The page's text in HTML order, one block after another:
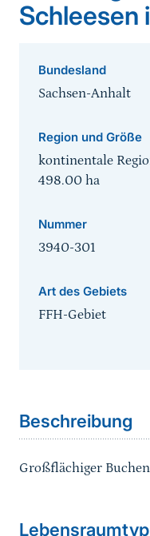
Schleesen
Bundesland
Sachsen-Anhalt
Region und Größe
kontinentale
498.00 ha
Nummer
3940-301
Art des Gebiets
FFH-Gebiet
Beschreibung
Großflächiger
Lebensraumtyp